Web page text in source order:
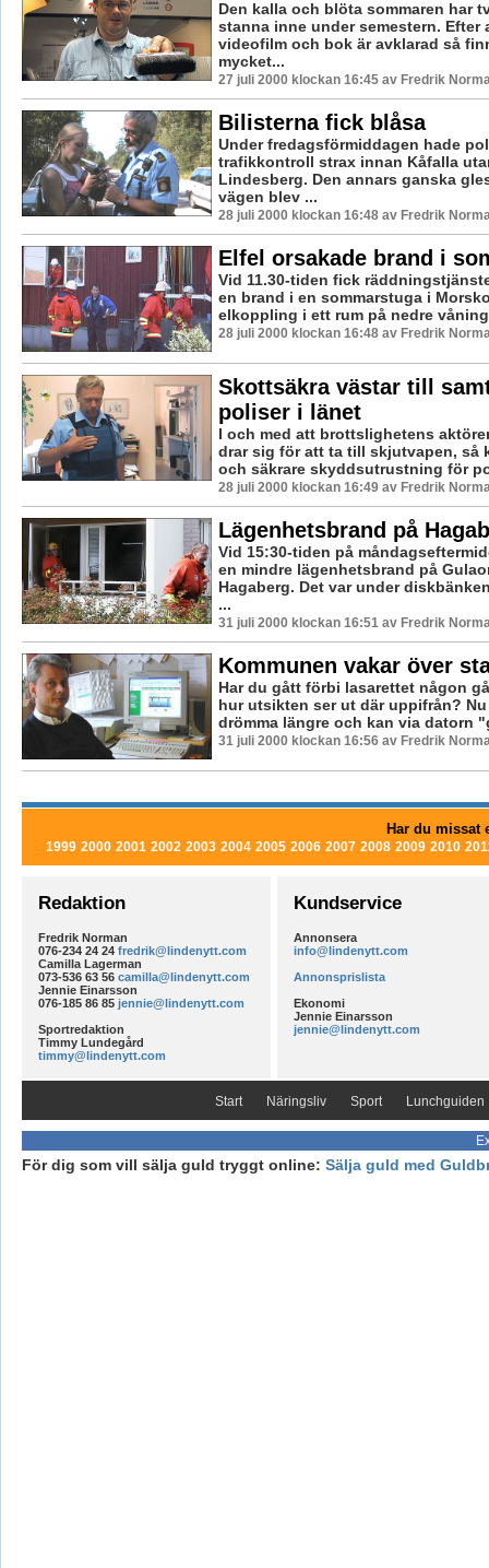
Den kalla och blöta sommaren har
stanna inne under semestern. Efter
videofilm och bok är avklarad så
mycket...
27 juli 2000 klockan 16:45 av Fredrik
Bilisterna fick blåsa
Under fredagsförmiddagen hade
trafikkontroll strax innan Kåfalla
Lindesberg. Den annars ganska
vägen blev ...
28 juli 2000 klockan 16:48 av Fredrik
Elfel orsakade brand i
Vid 11.30-tiden fick
en brand i en sommarstuga i
elkoppling i ett rum på nedre
28 juli 2000 klockan 16:48 av Fredrik
Skottsäkra västar till
poliser i länet
I och med att brottslighetens
drar sig för att ta till skjutvapen, så
och säkrare skyddsutrustning för
28 juli 2000 klockan 16:49 av Fredrik
Lägenhetsbrand på
Vid 15:30-tiden på
en mindre lägenhetsbrand på
Hagaberg. Det var under
...
31 juli 2000 klockan 16:51 av Fredrik
Kommunen vakar över
Har du gått förbi lasarettet någon
hur utsikten ser ut där uppifrån?
drömma längre och kan via datorn
31 juli 2000 klockan 16:56 av Fredrik
Har du missat
1999 2000 2001 2002 2003 2004 2005 2006 2007 2008 2009 2010
Redaktion
Fredrik Norman
076-234 24 24 fredrik@lindenytt.com
Camilla Lagerman
073-536 63 56 camilla@lindenytt.com
Jennie Einarsson
076-185 86 85 jennie@lindenytt.com
Sportredaktion
Timmy Lundegård
timmy@lindenytt.com
Kundservice
Annonsera
info@lindenytt.com
Annonsprislista
Ekonomi
Jennie Einarsson
jennie@lindenytt.com
Start Näringsliv Sport Lunchguiden
För dig som vill sälja guld tryggt online: Sälja guld med